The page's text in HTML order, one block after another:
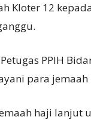
Kloter 12
PPIH
para jemaah
haji lanjut